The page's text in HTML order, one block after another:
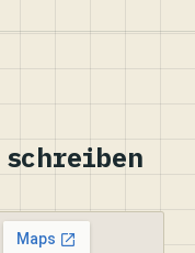
schreiben